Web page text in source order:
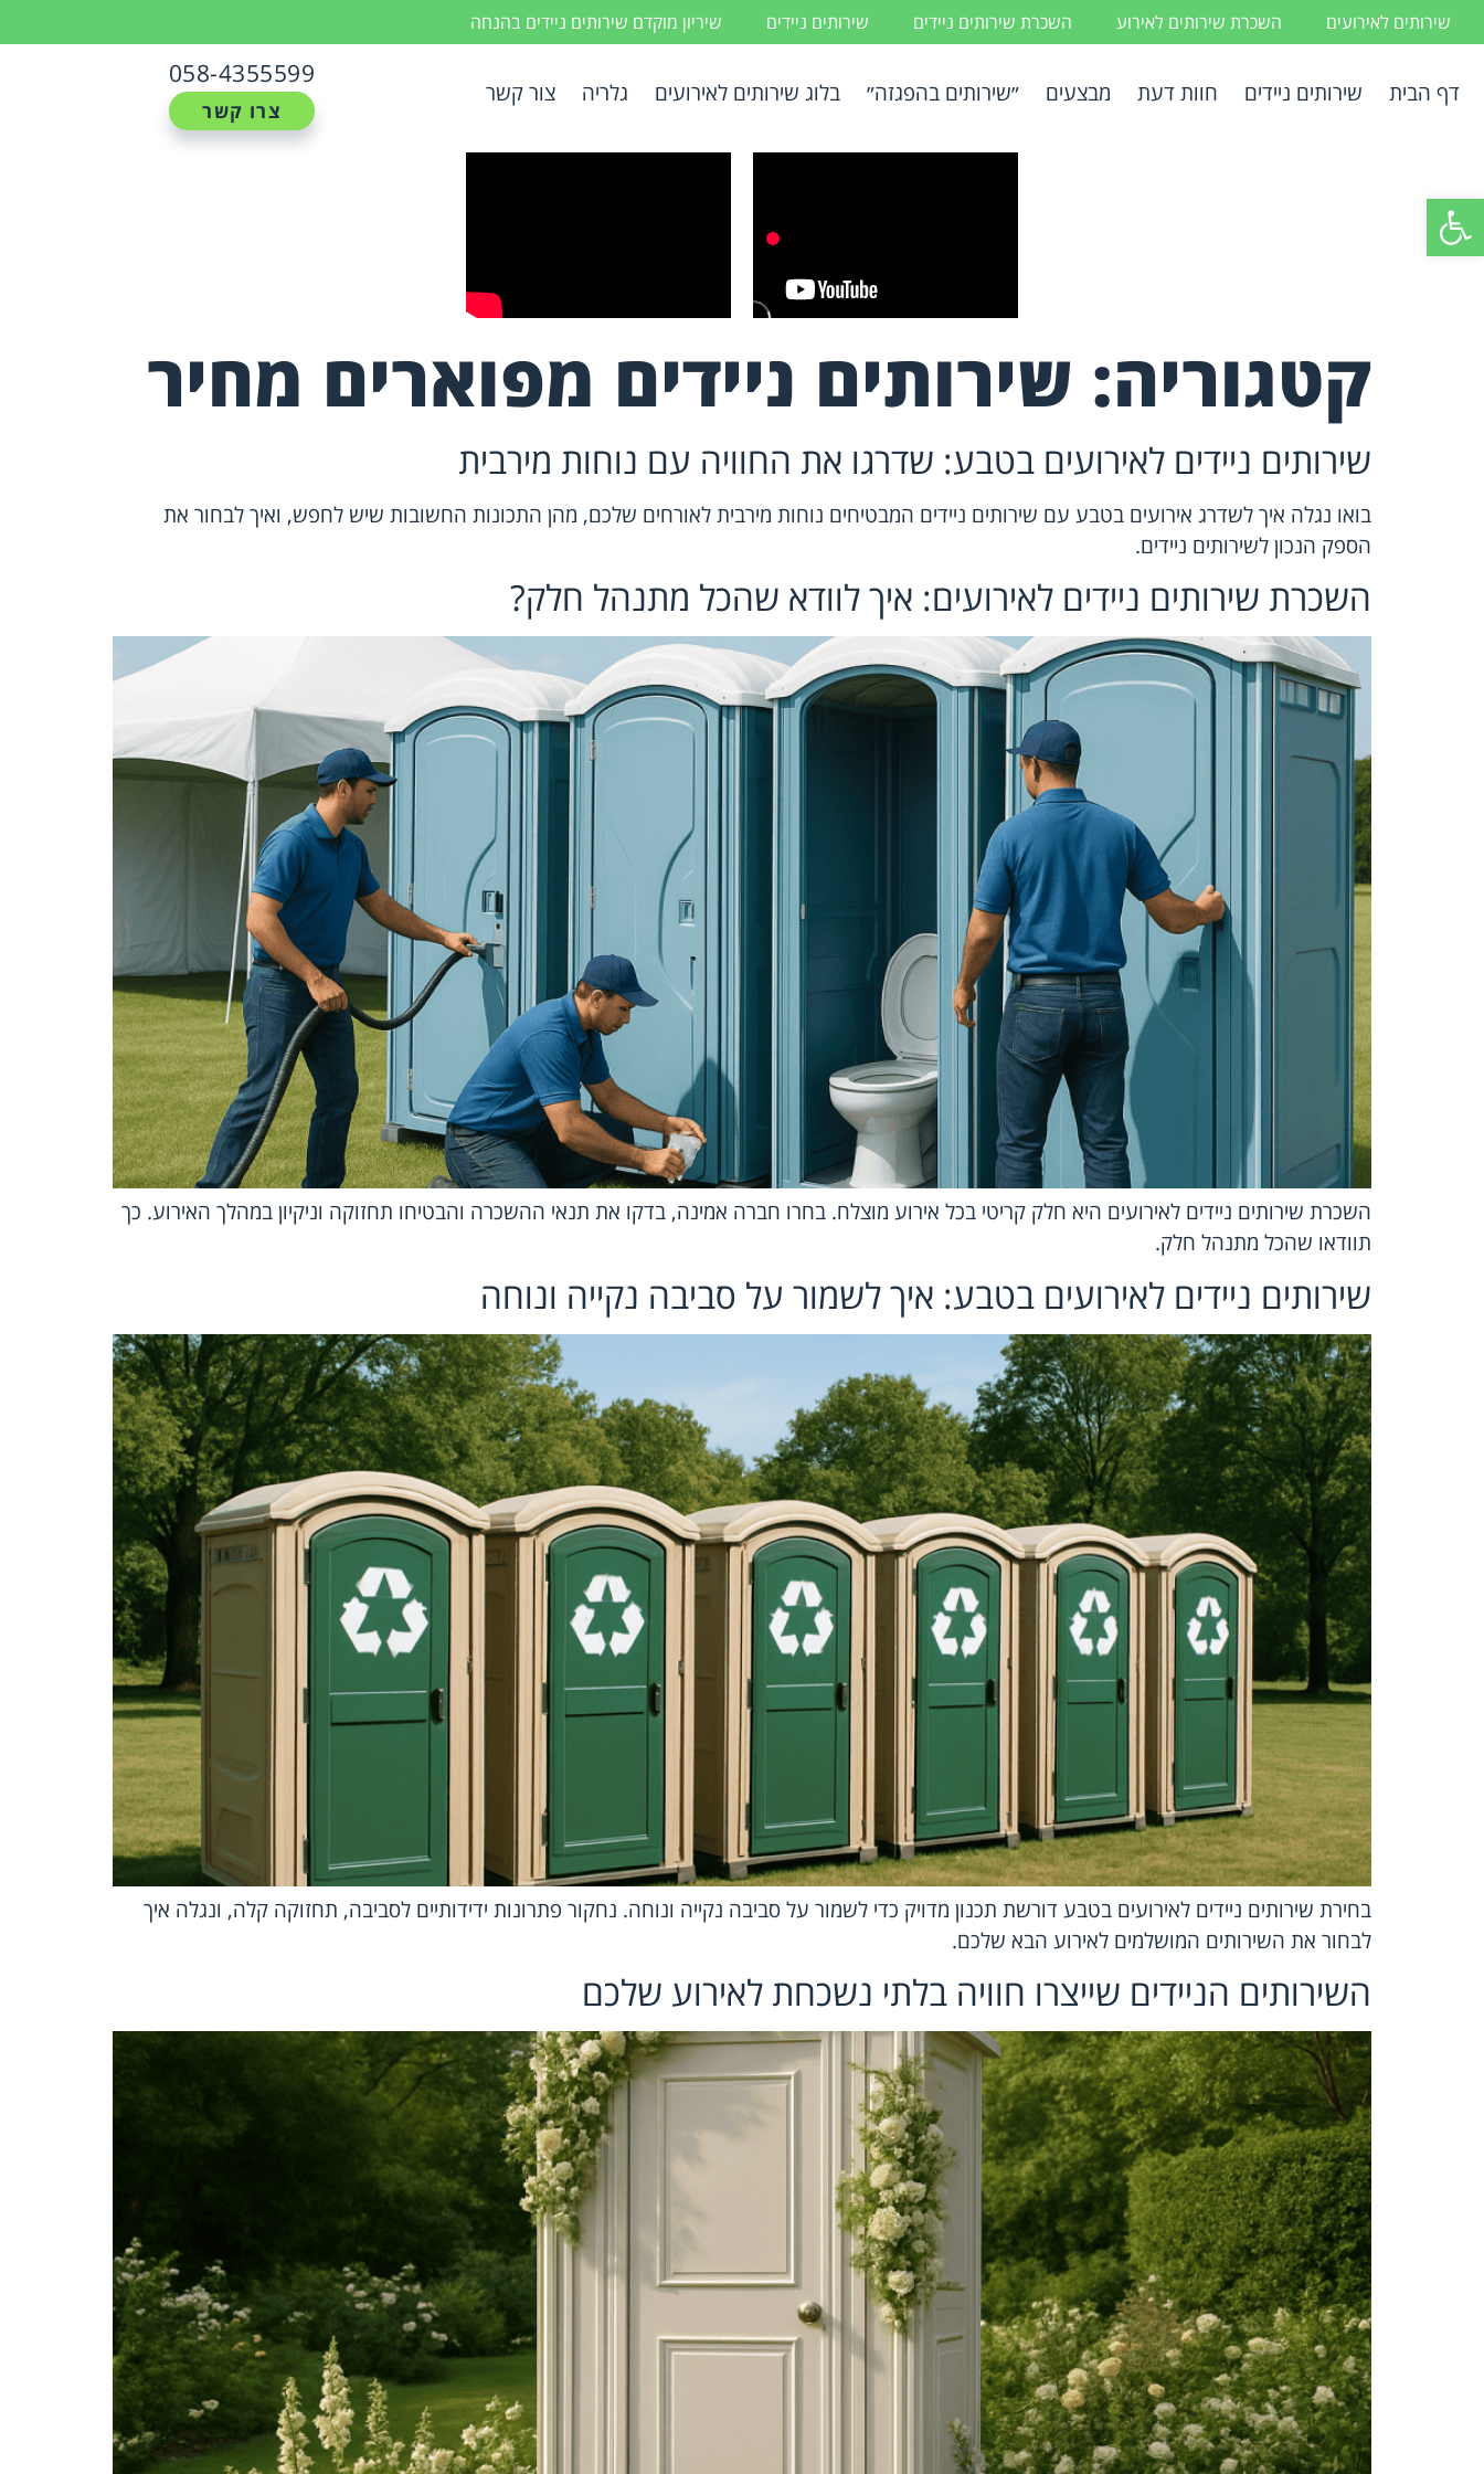
פתח סרגל נגישות
שירותים לאירועים השכרת שירותים לאירוע השכרת שירותים ניידים שירותים ניידים שיריון מוקדם שירותים ניידים בהנחה
דף הבית שירותים ניידים חוות דעת מבצעים ״שירותים בהפגזה״ בלוג שירותים לאירועים גלריה צור קשר
058-4355599
צרו קשר
קטגוריה: שירותים ניידים מפוארים מחיר
שירותים ניידים לאירועים בטבע: שדרגו את החוויה עם נוחות מירבית
בואו נגלה איך לשדרג אירועים בטבע עם שירותים ניידים המבטיחים נוחות מירבית לאורחים שלכם, מהן התכונות החשובות שיש לחפש, ואיך לבחור את
הספק הנכון לשירותים ניידים.
השכרת שירותים ניידים לאירועים: איך לוודא שהכל מתנהל חלק?
השכרת שירותים ניידים לאירועים היא חלק קריטי בכל אירוע מוצלח. בחרו חברה אמינה, בדקו את תנאי ההשכרה והבטיחו תחזוקה וניקיון במהלך האירוע. כך
תוודאו שהכל מתנהל חלק.
שירותים ניידים לאירועים בטבע: איך לשמור על סביבה נקייה ונוחה
בחירת שירותים ניידים לאירועים בטבע דורשת תכנון מדויק כדי לשמור על סביבה נקייה ונוחה. נחקור פתרונות ידידותיים לסביבה, תחזוקה קלה, ונגלה איך
לבחור את השירותים המושלמים לאירוע הבא שלכם.
השירותים הניידים שייצרו חוויה בלתי נשכחת לאירוע שלכם